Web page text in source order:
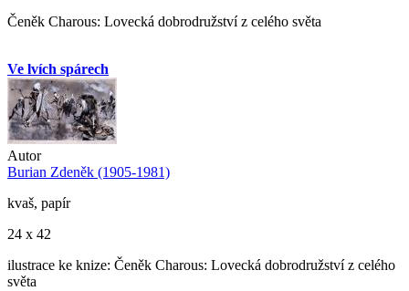
Čeněk Charous: Lovecká dobrodružství z celého světa
Ve lvích spárech
Autor
Burian Zdeněk (1905-1981)
kvaš, papír
24 x 42
ilustrace ke knize: Čeněk Charous: Lovecká dobrodružství z celého
světa